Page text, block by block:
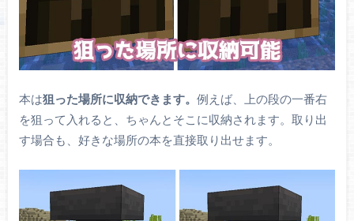
本は狙った場所に収納できます。 例えば、上の段の一番右
を狙って入れると、ちゃんとそこに収納されます。取り出
す場合も、好きな場所の本を直接取り出せます。